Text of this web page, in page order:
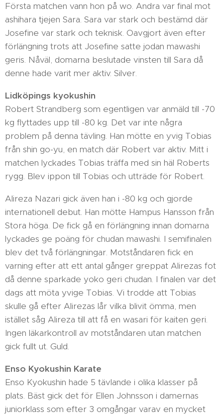
Första matchen vann hon på wo. Andra var final mot
ashihara tjejen Sara. Sara var stark och bestämd där
Josefine var stark och teknisk. Oavgjort även efter
förlängning trots att Josefine satte jodan mawashi
geris. Nåväl, domarna beslutade vinsten till Sara då
denne hade varit mer aktiv. Silver.
Lidköpings kyokushin
Robert Strandberg som egentligen var anmäld till -70
kg flyttades upp till -80 kg. Det var inte några
problem på denna tävling. Han mötte en yvig Tobias
från shin go-yu, en match där Robert var aktiv. Mitt i
matchen lyckades Tobias träffa med sin häl Roberts
rygg. Blev ippon till Tobias och utträde för Robert.
Alireza Nazari gick även han i -80 kg och gjorde
internationell debut. Han mötte Hampus Hansson från
Stora höga. De fick gå en förlängning innan domarna
lyckades ge poäng för chudan mawashi. I semifinalen
blev det två förlängningar. Motståndaren fick en
varning efter att ett antal gånger greppat Alirezas fot
då denne sparkade yoko geri chudan. I finalen var det
dags att möta yvige Tobias. Vi trodde att Tobias
skulle gå efter Alirezas lår vilka blivit ömma, men
istället såg Alireza till att få en wasari för kaiten geri.
Ingen läkarkontroll av motståndaren utan matchen
gick fullt ut. Guld.
Enso Kyokushin Karate
Enso Kyokushin hade 5 tävlande i olika klasser på
plats. Bäst gick det för Ellen Johnsson i damernas
juniorklass som efter 3 omgångar varav en mycket